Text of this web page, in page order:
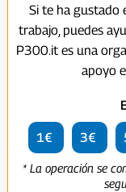
Si te ha gustado
trabajo, puedes
P300.it es una
apoyo
1€ 3€
* La operación se